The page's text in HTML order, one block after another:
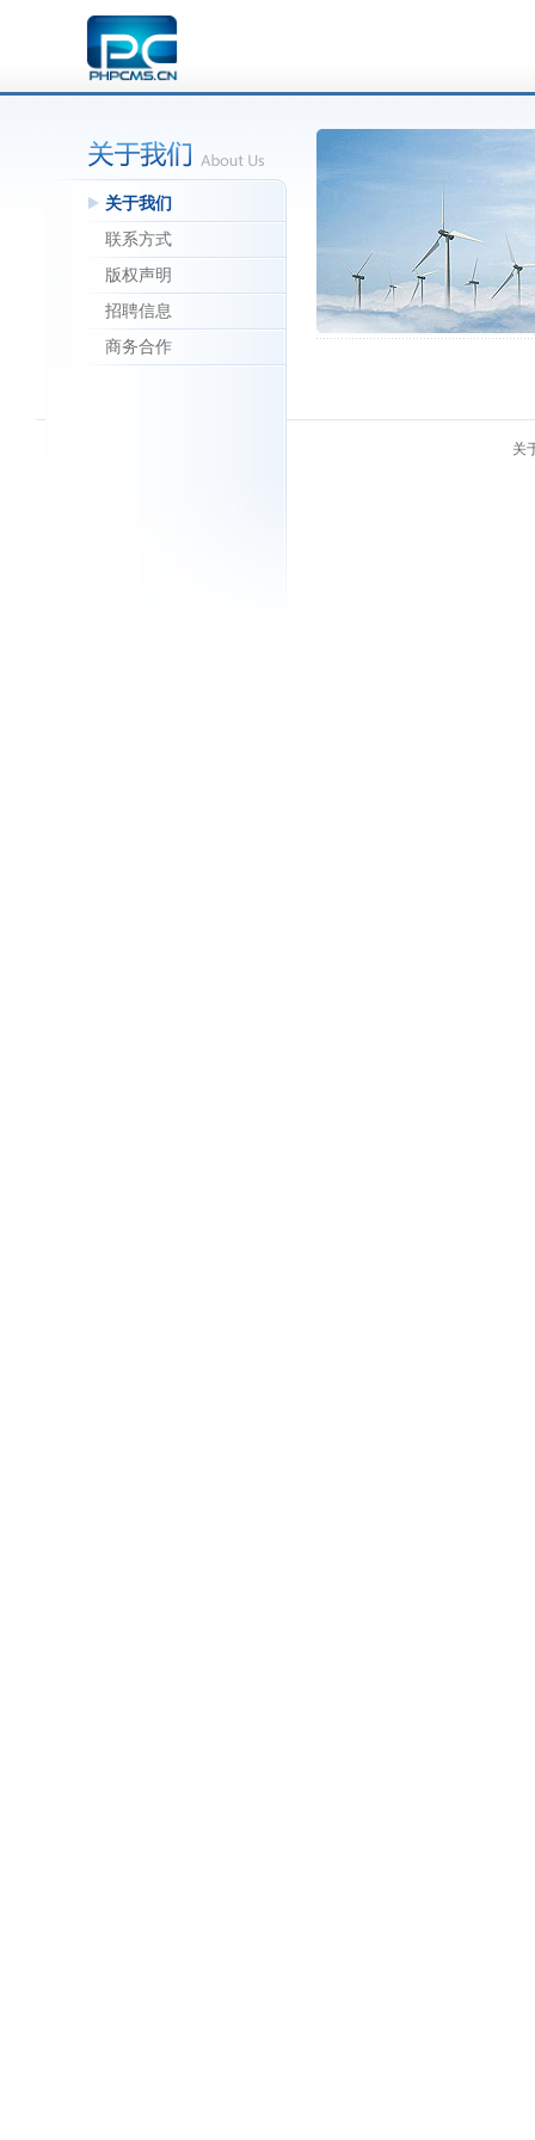
关于我们
联系方式
版权声明
招聘信息
商务合作
关